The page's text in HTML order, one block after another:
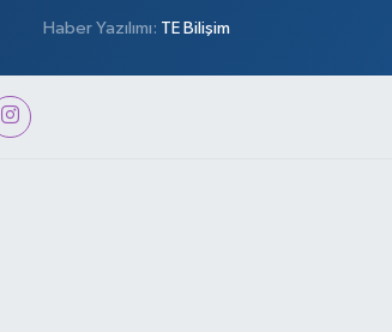
Haber Yazılımı: TE Bilişim